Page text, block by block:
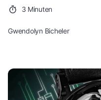
3 Minuten
Gwendolyn Bicheler